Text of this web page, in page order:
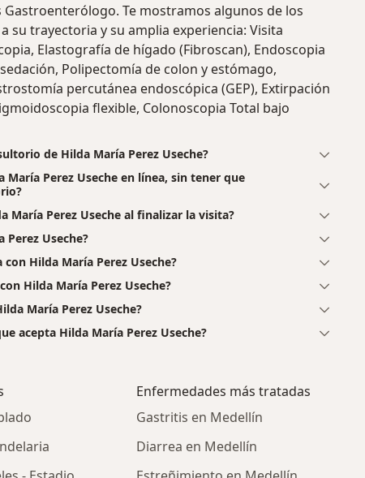
Gastroenterólogo. Te mostramos algunos de los
su trayectoria y su amplia experiencia: Visita
Elastografía de hígado (Fibroscan), Endoscopia
Polipectomía de colon y estómago,
percutánea endoscópica (GEP), Extirpación
flexible, Colonoscopia Total bajo
de Hilda María Perez Useche?
María Perez Useche en línea, sin tener que
María Perez Useche al finalizar la visita?
Perez Useche?
Hilda María Perez Useche?
Hilda María Perez Useche?
María Perez Useche?
acepta Hilda María Perez Useche?
Enfermedades más tratadas
Gastritis en Medellín
Diarrea en Medellín